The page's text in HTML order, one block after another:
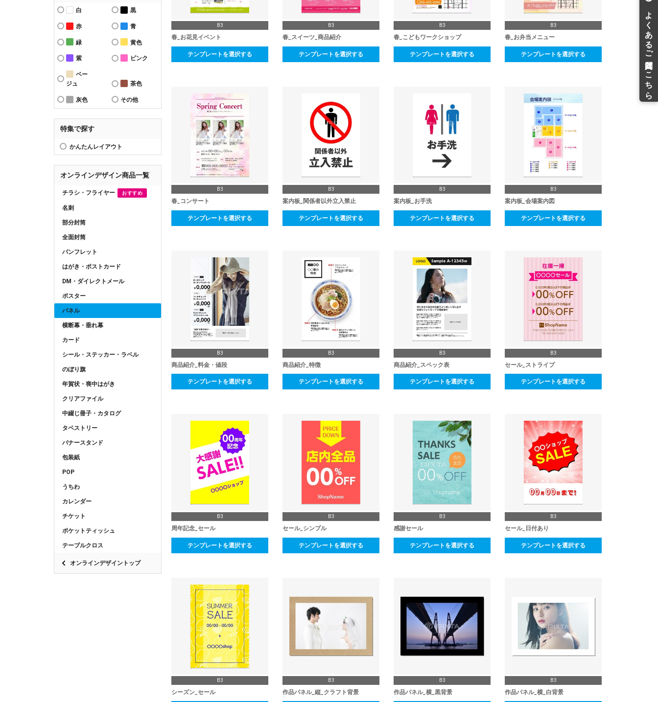
白 黒
赤 青
緑 黄色
紫 ピンク
ベー
ジュ
茶色
灰色 その他
特集で探す
かんたんレイアウト
オンラインデザイン商品一覧
チラシ・フライヤー おすすめ
名刺
部分封筒
全面封筒
パンフレット
はがき・ポストカード
DM・ダイレクトメール
ポスター
パネル
横断幕・垂れ幕
カード
シール・ステッカー・ラベル
のぼり旗
年賀状・喪中はがき
クリアファイル
中綴じ冊子・カタログ
タペストリー
バナースタンド
包装紙
POP
うちわ
カレンダー
チケット
ポケットティッシュ
テーブルクロス
オンラインデザイントップ
B3
春_お花見イベント
テンプレートを選択する
B3
春_スイーツ_商品紹介
テンプレートを選択する
B3
春_こどもワークショップ
テンプレートを選択する
B3
春_お弁当メニュー
テンプレートを選択する
B3
春_コンサート
テンプレートを選択する
B3
案内板_関係者以外立入禁止
テンプレートを選択する
B3
案内板_お手洗
テンプレートを選択する
B3
案内板_会場案内図
テンプレートを選択する
B3
商品紹介_料金・値段
テンプレートを選択する
B3
商品紹介_特徴
テンプレートを選択する
B3
商品紹介_スペック表
テンプレートを選択する
B3
セール_ストライプ
テンプレートを選択する
B3
周年記念_セール
テンプレートを選択する
B3
セール_シンプル
テンプレートを選択する
B3
感謝セール
テンプレートを選択する
B3
セール_日付あり
テンプレートを選択する
B3
シーズン_セール
B3
作品パネル_縦_クラフト背景
B3
作品パネル_横_黒背景
B3
作品パネル_横_白背景